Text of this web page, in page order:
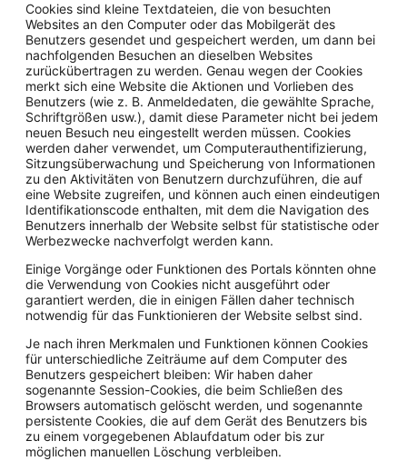
Cookies sind kleine Textdateien, die von besuchten
Websites an den Computer oder das Mobilgerät des
Benutzers gesendet und gespeichert werden, um dann bei
nachfolgenden Besuchen an dieselben Websites
zurückübertragen zu werden. Genau wegen der Cookies
merkt sich eine Website die Aktionen und Vorlieben des
Benutzers (wie z. B. Anmeldedaten, die gewählte Sprache,
Schriftgrößen usw.), damit diese Parameter nicht bei jedem
neuen Besuch neu eingestellt werden müssen. Cookies
werden daher verwendet, um Computerauthentifizierung,
Sitzungsüberwachung und Speicherung von Informationen
zu den Aktivitäten von Benutzern durchzuführen, die auf
eine Website zugreifen, und können auch einen eindeutigen
Identifikationscode enthalten, mit dem die Navigation des
Benutzers innerhalb der Website selbst für statistische oder
Werbezwecke nachverfolgt werden kann.
Einige Vorgänge oder Funktionen des Portals könnten ohne
die Verwendung von Cookies nicht ausgeführt oder
garantiert werden, die in einigen Fällen daher technisch
notwendig für das Funktionieren der Website selbst sind.
Je nach ihren Merkmalen und Funktionen können Cookies
für unterschiedliche Zeiträume auf dem Computer des
Benutzers gespeichert bleiben: Wir haben daher
sogenannte Session-Cookies, die beim Schließen des
Browsers automatisch gelöscht werden, und sogenannte
persistente Cookies, die auf dem Gerät des Benutzers bis
zu einem vorgegebenen Ablaufdatum oder bis zur
möglichen manuellen Löschung verbleiben.